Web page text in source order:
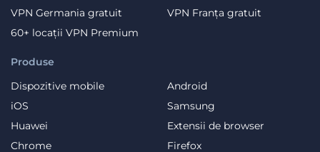
Produse
Dispozitive mobile
Android
iOS
Samsung
Huawei
Extensii de browser
Chrome
Firefox
VPN Germania gratuit
VPN Franța gratuit
60+ locații VPN Premium